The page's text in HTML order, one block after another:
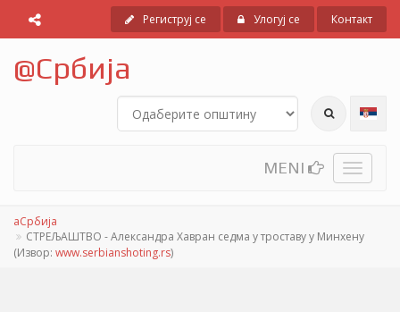
Региструј се Улогуј се Контакт
@Србија
Toggle
MENI
аСрбија
СТРЕЉАШТВО - Александра Хавран седма у троставу у Минхену
(Извор: www.serbianshoting.rs)